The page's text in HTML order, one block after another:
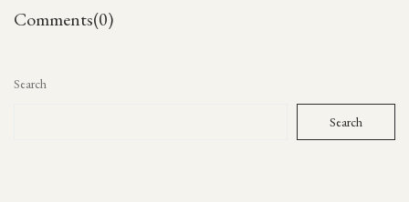
Comments(0)
Search
Search